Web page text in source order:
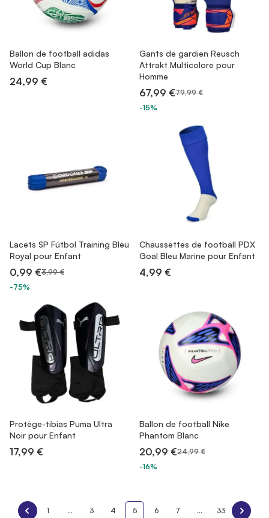
Ballon de football adidas
World Cup Blanc
24,99 €
Gants de gardien Reusch
Attrakt Multicolore pour
Homme
67,99 €79,99 €
-15%
Lacets SP Fútbol Training Bleu
Royal pour Enfant
0,99 €3,99 €
-75%
Chaussettes de football PDX
Goal Bleu Marine pour Enfant
4,99 €
Protège-tibias Puma Ultra
Noir pour Enfant
17,99 €
Ballon de football Nike
Phantom Blanc
20,99 €24,99 €
-16%
1 ... 3 4 5 6 7 ... 33